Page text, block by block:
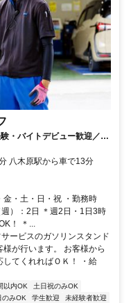
・バイトデビュー歓迎／社
八木原駅から車で13分
・土・日・祝 ・勤務時
）：2日 ＊週2日・1日3時
！ ＊...
ービスのガソリンスタンド
が行います。 お客様から
してくれればＯＫ！ ・給
以内OK
土日祝のみOK
のみOK 学生歓迎
未経験者歓迎